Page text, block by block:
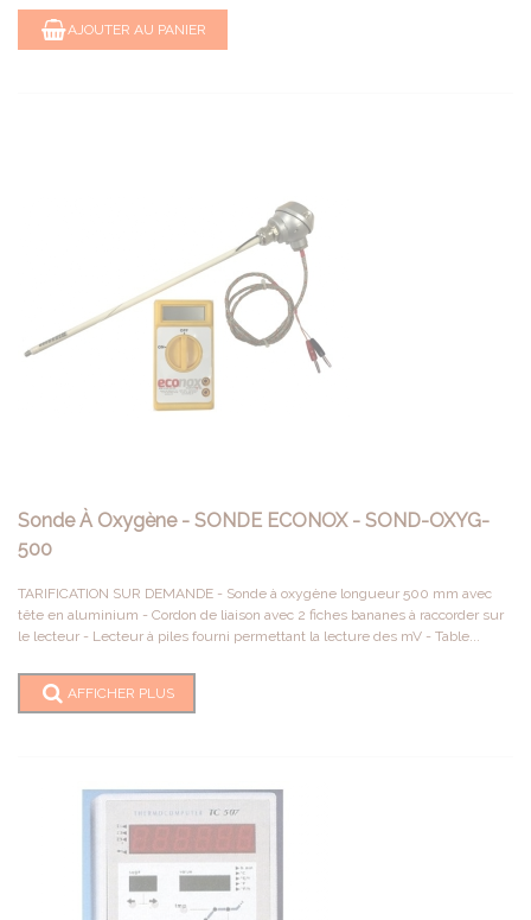
AJOUTER AU PANIER
Sonde À Oxygène - SONDE ECONOX - SOND-OXYG-
500
TARIFICATION SUR DEMANDE - Sonde à oxygène longueur 500 mm avec
tête en aluminium - Cordon de liaison avec 2 fiches bananes à raccorder sur
le lecteur - Lecteur à piles fourni permettant la lecture des mV - Table...
AFFICHER PLUS